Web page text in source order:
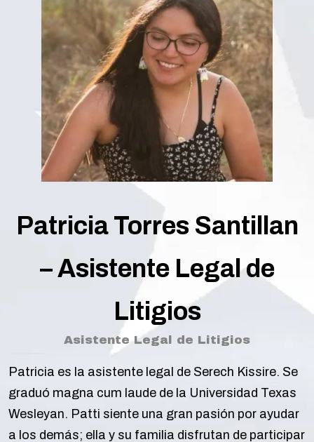
Patricia Torres Santillan
– Asistente Legal de
Litigios
Asistente Legal de Litigios
Patricia es la asistente legal de Serech Kissire. Se
graduó magna cum laude de la Universidad Texas
Wesleyan. Patti siente una gran pasión por ayudar
a los demás; ella y su familia disfrutan de participar